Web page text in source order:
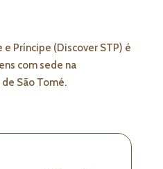
e Príncipe (Discover STP) é
com sede na
São Tomé.